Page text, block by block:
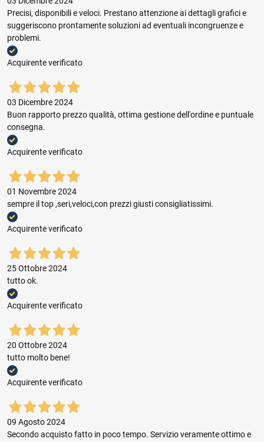
Precisi, disponibili e veloci. Prestano attenzione ai dettagli grafici e
suggeriscono prontamente soluzioni ad eventuali incongruenze e
problemi.
Acquirente verificato
03 Dicembre 2024
Buon rapporto prezzo qualità, ottima gestione dell'ordine e puntuale
consegna.
Acquirente verificato
01 Novembre 2024
sempre il top ,seri,veloci,con prezzi giusti consigliatissimi.
Acquirente verificato
25 Ottobre 2024
tutto ok.
Acquirente verificato
20 Ottobre 2024
tutto molto bene!
Acquirente verificato
09 Agosto 2024
Secondo acquisto fatto in poco tempo. Servizio veramente ottimo e